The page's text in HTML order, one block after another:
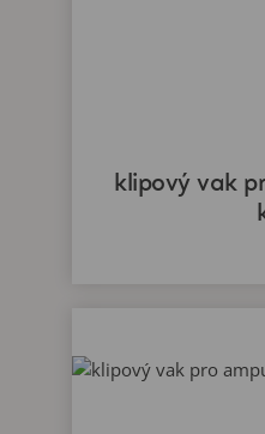
klipový vak